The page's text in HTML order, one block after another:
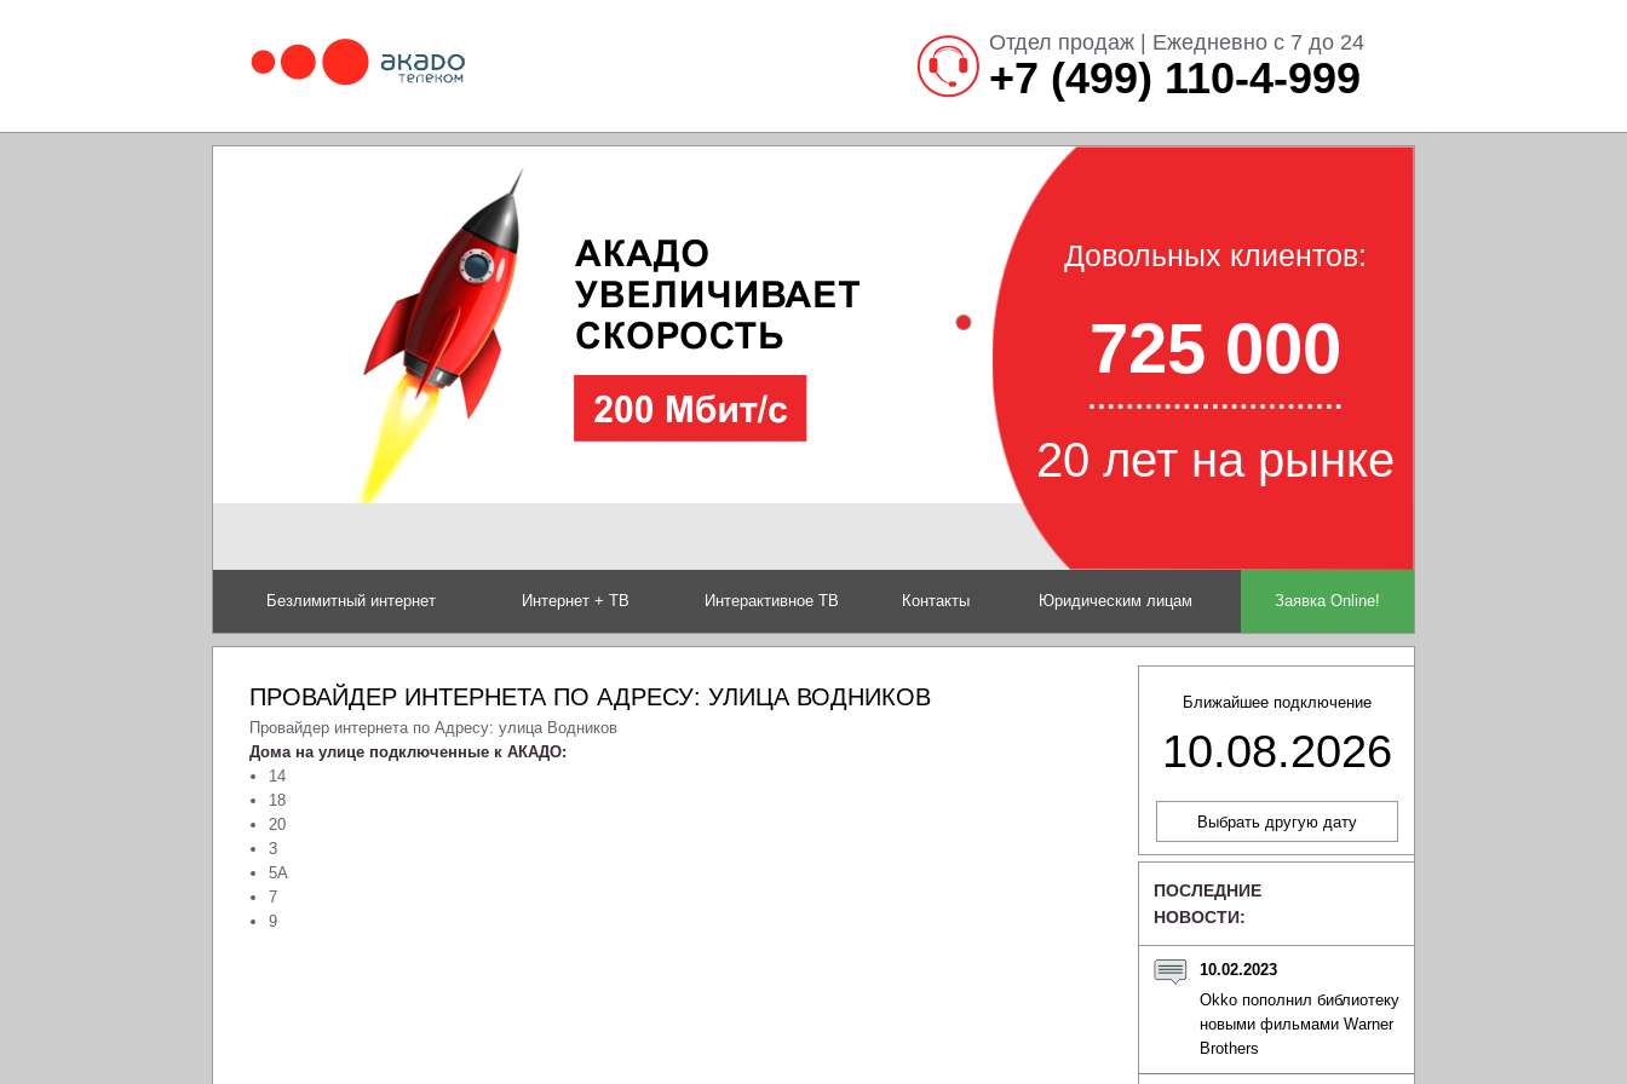
Отдел продаж | Ежедневно с 7 до 24
+7 (499) 110-4-999
Довольных клиентов:
725 000
20 лет на рынке
Безлимитный интернет Интернет + ТВ Интерактивное ТВ Контакты Юридическим лицам Заявка Online!
Ближайшее подключение
10.08.2026
ПОСЛЕДНИЕ
НОВОСТИ:
10.02.2023
Okko пополнил библиотеку
новыми фильмами Warner
Brothers
ПРОВАЙДЕР ИНТЕРНЕТА ПО АДРЕСУ: УЛИЦА ВОДНИКОВ
Провайдер интернета по Адресу: улица Водников
Дома на улице подключенные к АКАДО:
14
18
20
3
5А
7
9